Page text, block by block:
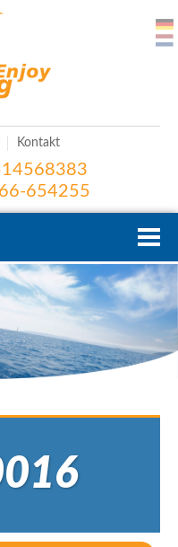
Kontakt
654255